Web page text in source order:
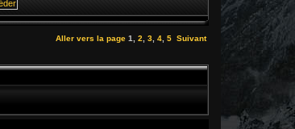
Aller vers la page 1 2 3 4 5 Suivant